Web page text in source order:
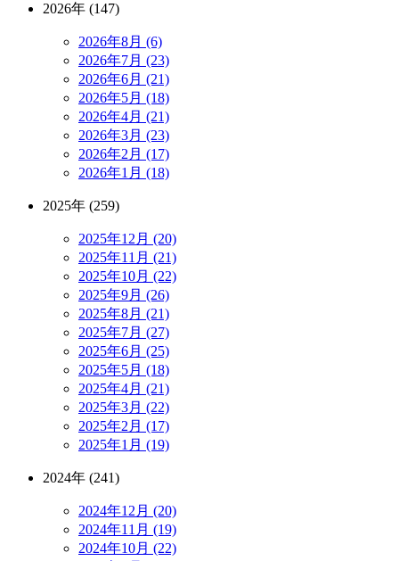
2026年 (147)
2026年8月 (6)
2026年7月 (23)
2026年6月 (21)
2026年5月 (18)
2026年4月 (21)
2026年3月 (23)
2026年2月 (17)
2026年1月 (18)
2025年 (259)
2025年12月 (20)
2025年11月 (21)
2025年10月 (22)
2025年9月 (26)
2025年8月 (21)
2025年7月 (27)
2025年6月 (25)
2025年5月 (18)
2025年4月 (21)
2025年3月 (22)
2025年2月 (17)
2025年1月 (19)
2024年 (241)
2024年12月 (20)
2024年11月 (19)
2024年10月 (22)